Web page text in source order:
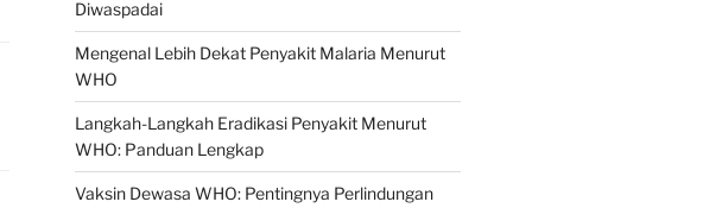
Diwaspadai
Mengenal Lebih Dekat Penyakit Malaria Menurut
WHO
Langkah-Langkah Eradikasi Penyakit Menurut
WHO: Panduan Lengkap
Vaksin Dewasa WHO: Pentingnya Perlindungan